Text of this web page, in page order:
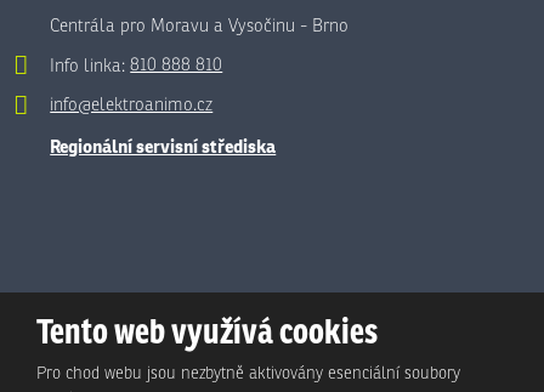
Centrála pro Moravu a Vysočinu - Brno
Info linka:810 888 810
info@elektroanimo.cz
Regionální servisní střediska
Tento web využívá cookies
Pro chod webu jsou nezbytně aktivovány esenciální soubory